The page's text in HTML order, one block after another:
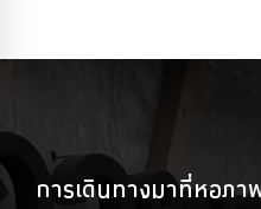
การเดินทางมาที่หอภ